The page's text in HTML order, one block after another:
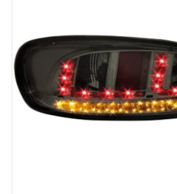
возможность доставки в любой
Приобрести альтернативную оптику
Scirocco III можно позвонив нам,
заявку прямо на сайтес помощью